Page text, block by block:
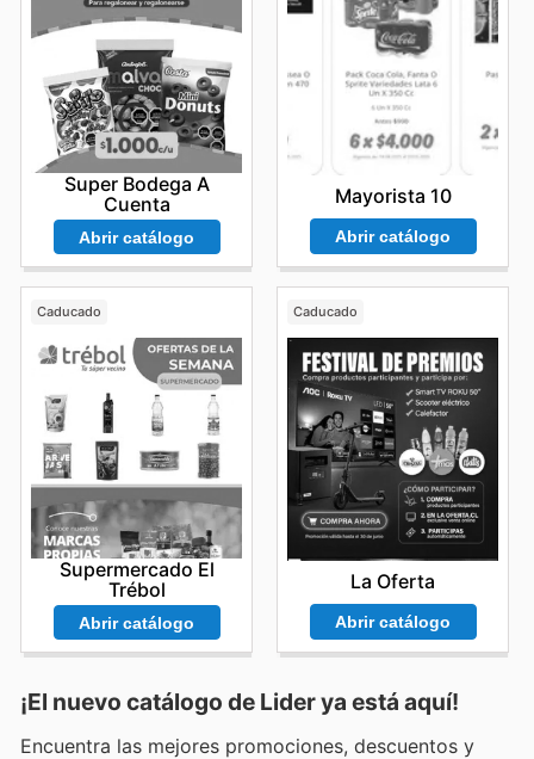
Super Bodega A
Cuenta
Abrir catálogo
Mayorista 10
Abrir catálogo
Caducado
Supermercado El
Trébol
Abrir catálogo
Caducado
La Oferta
Abrir catálogo
¡El nuevo catálogo de Liderya está aquí!
Encuentra las mejores promociones, descuentos y